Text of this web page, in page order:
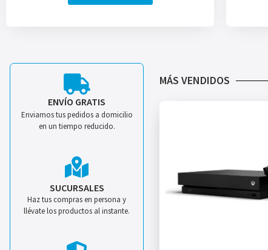
ENVÍO GRATIS
Enviamos tus pedidos a domicilio
en un tiempo reducido.
SUCURSALES
Haz tus compras en persona y
llévate los productos al instante.
MÁS VENDIDOS